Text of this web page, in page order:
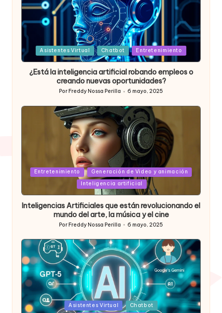
Posted
in
Asistentes Virtual Chatbot Entretenimiento
¿Está la inteligencia artificial robando empleos o
creando nuevas oportunidades?
Publicado
Por Freddy Nossa Perilla 6 mayo, 2025
Posted
Entretenimiento
Generación de Video y animación
Inteligencia artificial
Inteligencias Artificiales que están revolucionando el
mundo del arte, la música y el cine
Publicado
Por Freddy Nossa Perilla 6 mayo, 2025
Posted
Asistentes Virtual
Chatbot